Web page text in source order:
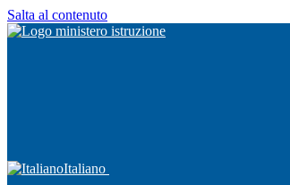
Salta al contenuto
Italiano